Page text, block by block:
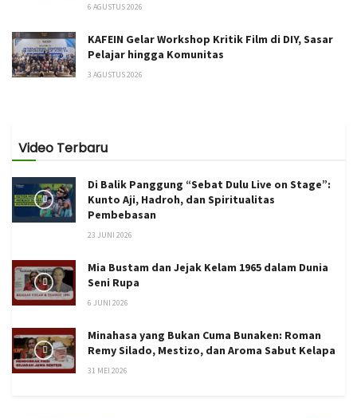
6 AGUSTUS 2026
KAFEIN Gelar Workshop Kritik Film di DIY, Sasar
Pelajar hingga Komunitas
3 AGUSTUS 2026
Video Terbaru
Di Balik Panggung “Sebat Dulu Live on Stage”:
Kunto Aji, Hadroh, dan Spiritualitas
Pembebasan
23 JUNI 2026
Mia Bustam dan Jejak Kelam 1965 dalam Dunia
Seni Rupa
6 JUNI 2026
Minahasa yang Bukan Cuma Bunaken: Roman
Remy Silado, Mestizo, dan Aroma Sabut Kelapa
31 MEI 2026